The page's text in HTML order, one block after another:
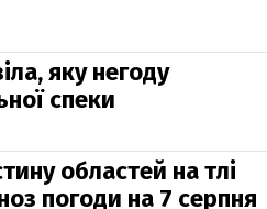
яку негоду
спеки
областей на тлі
погоди на 7 серпня